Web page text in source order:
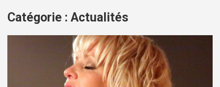
Catégorie : Actualités